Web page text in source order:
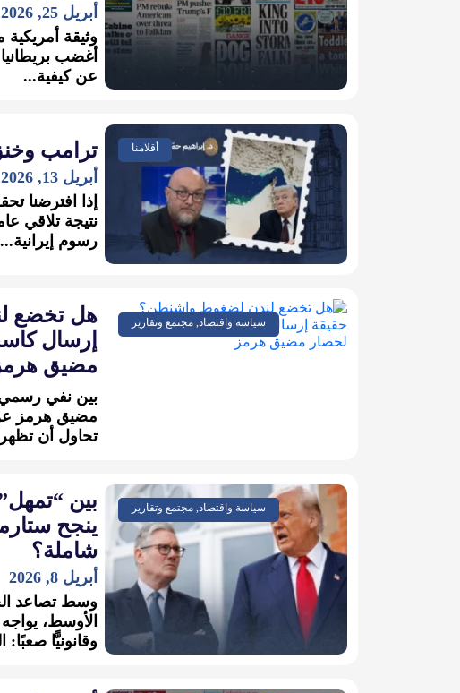
أبريل 25, 2026
وثيقة
أغضب
عن كيفية...
أقلامنا ترامب
أبريل 13, 2026
إذا افترضنا
نتيجة تلاقي
رسوم إيرانية...
سياسة واقتصاد, مجتمع وتقارير
هل تخضع
إرسال
مضيق
بين نفي
مضيق هرمز عن
تحاول أن
سياسة واقتصاد, مجتمع وتقارير
بين
ينجح
شاملة؟
أبريل 8, 2026
وسط تصاعد
الأوسط،
وقانونيًّا